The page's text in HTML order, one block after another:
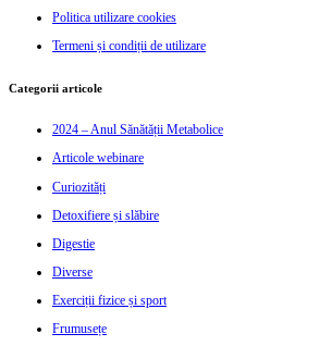
Politica utilizare cookies
Termeni și condiții de utilizare
Categorii articole
2024 – Anul Sănătății Metabolice
Articole webinare
Curiozități
Detoxifiere și slăbire
Digestie
Diverse
Exerciții fizice și sport
Frumusețe